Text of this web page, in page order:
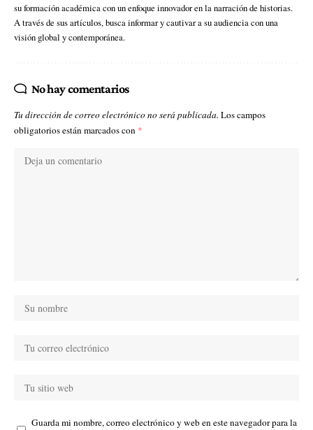
su formación académica con un enfoque innovador en la narración de historias.
A través de sus artículos, busca informar y cautivar a su audiencia con una
visión global y contemporánea.
No hay comentarios
Tu dirección de correo electrónico no será publicada. Los campos
obligatorios están marcados con *
Guarda mi nombre, correo electrónico y web en este navegador para la